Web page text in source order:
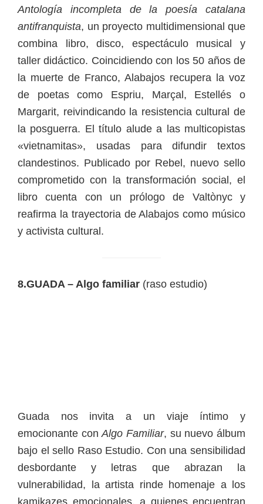
Antología incompleta de la poesía catalana
antifranquista, un proyecto multidimensional que
combina libro, disco, espectáculo musical y
taller didáctico. Coincidiendo con los 50 años de
la muerte de Franco, Alabajos recupera la voz
de poetas como Espriu, Marçal, Estellés o
Margarit, reivindicando la resistencia cultural de
la posguerra. El título alude a las multicopistas
«vietnamitas», usadas para difundir textos
clandestinos. Publicado por Rebel, nuevo sello
comprometido con la transformación social, el
libro cuenta con un prólogo de Valtònyc y
reafirma la trayectoria de Alabajos como músico
y activista cultural.
8.GUADA – Algo familiar (raso estudio)
Guada nos invita a un viaje íntimo y
emocionante conAlgo Familiar, su nuevo álbum
bajo el sello Raso Estudio. Con una sensibilidad
desbordante y letras que abrazan la
vulnerabilidad, la artista rinde homenaje a los